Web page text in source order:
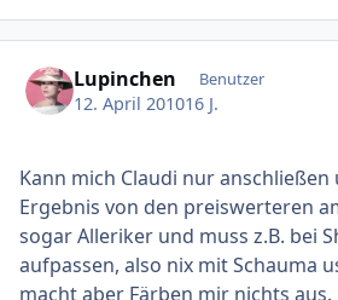
Lupinchen Benutzer
12. April 201016 J.
Kann mich Claudi nur
Ergebnis von den preiswerteren
sogar Alleriker und muss z.B. bei
aufpassen, also nix mit Schauma
macht aber Färben mir nichts aus.